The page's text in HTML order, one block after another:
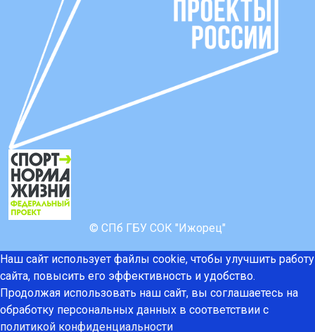
© СПб ГБУ СОК "Ижорец"
Наш сайт использует файлы cookie, чтобы улучшить работу
сайта, повысить его эффективность и удобство.
Продолжая использовать наш сайт, вы соглашаетесь на
обработку персональных данных в соответствии с
политикой конфиденциальности